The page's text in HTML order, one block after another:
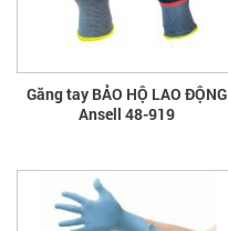
Găng tay BẢO HỘ LAO ĐỘNG
Ansell 48-919